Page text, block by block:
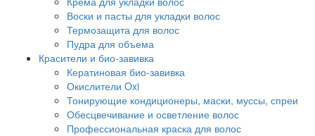
Воски и пасты для укладки волос
Термозащита для волос
Пудра для объема
Красители и био-завивка
Кератиновая био-завивка
Окислители Oxi
Тонирующие кондиционеры, маски, муссы, спреи
Обесцвечивание и осветление волос
Профессиональная краска для волос